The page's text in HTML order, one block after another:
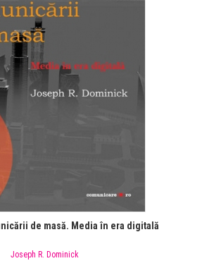
de masă. Media în era digitală
Joseph R. Dominick